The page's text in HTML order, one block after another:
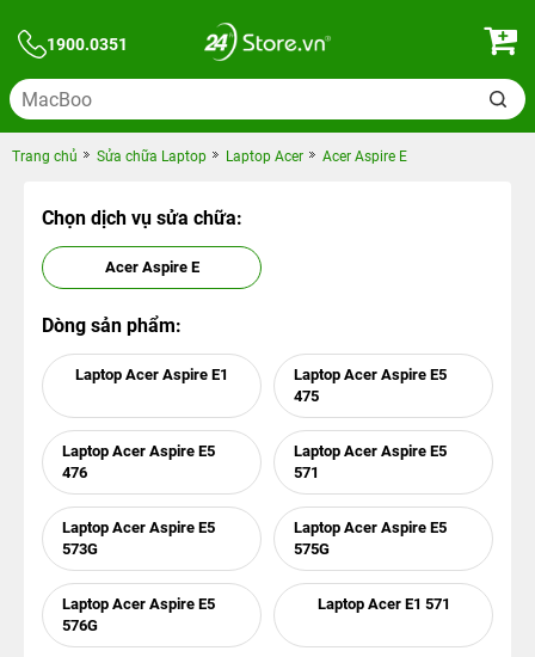
1900.0351
Trang chủ Sửa chữa Laptop Laptop Acer Acer Aspire E
Chọn dịch vụ sửa chữa:
Acer Aspire E
Dòng sản phẩm:
Laptop Acer Aspire E1
Laptop Acer Aspire E5
475
Laptop Acer Aspire E5
476
Laptop Acer Aspire E5
571
Laptop Acer Aspire E5
573G
Laptop Acer Aspire E5
575G
Laptop Acer Aspire E5
576G
Laptop Acer E1 571